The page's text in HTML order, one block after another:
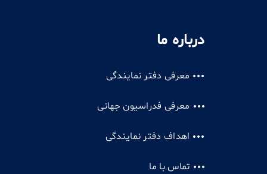
درباره ما
معرفی دفتر نمایندگی
معرفی فدراسیون جهانی
اهداف دفتر نمایندگی
تماس با ما